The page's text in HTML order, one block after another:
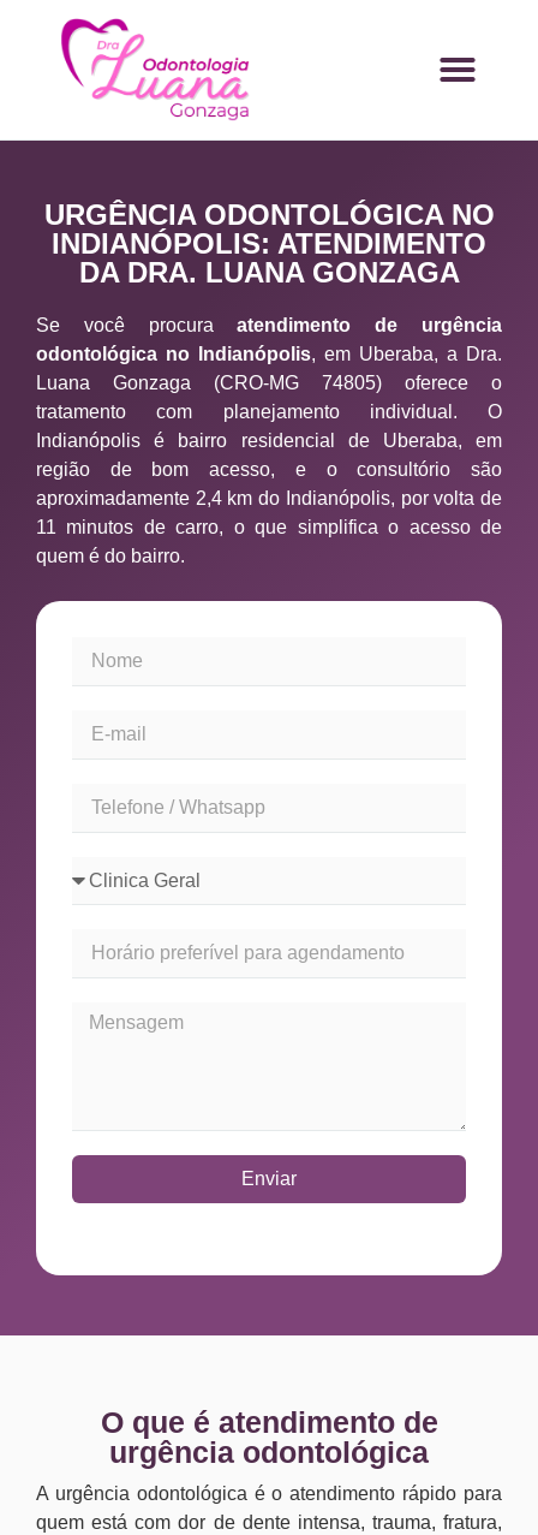
URGÊNCIA ODONTOLÓGICA NO
INDIANÓPOLIS: ATENDIMENTO
DA DRA. LUANA GONZAGA
Se você procuraatendimento de urgência
odontológica no Indianópolis, em Uberaba, a Dra.
Luana Gonzaga (CRO-MG 74805) oferece o
tratamento com planejamento individual. O
Indianópolis é bairro residencial de Uberaba, em
região de bom acesso, e o consultório são
aproximadamente 2,4 km do Indianópolis, por volta de
11 minutos de carro, o que simplifica o acesso de
quem é do bairro.
Enviar
O que é atendimento de
urgência odontológica
A urgência odontológica é o atendimento rápido para
quem está com dor de dente intensa, trauma, fratura,